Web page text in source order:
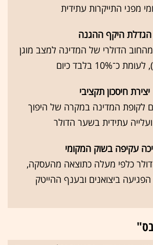
מפני התייקרות עתידית
הגדלת היקף ההגנה
העברת כ־70% מהחוב הדולרי של המדינה למצב מוגן
כ־10% בלבד כיום
יצירת חיסכון תקציבי
לקופת המדינה במקרה של היפוך
עתידית בשער הדולר
עקיפה בשוק המקומי
כלפי מעלה כתוצאה מהעסקה,
הפגיעה ביצואנים ובענף ההייטק